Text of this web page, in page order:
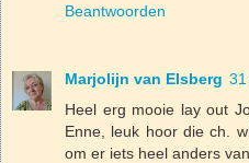
Beantwoorden
Marjolijn van Elsberg
Heel erg mooie lay out
Enne, leuk hoor die ch.
om er iets heel anders